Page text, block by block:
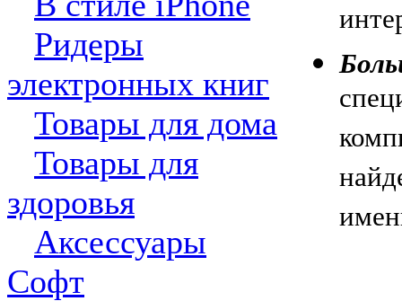
Ридеры
электронных книг
Товары для дома
Товары для
здоровья
Аксессуары
Софт